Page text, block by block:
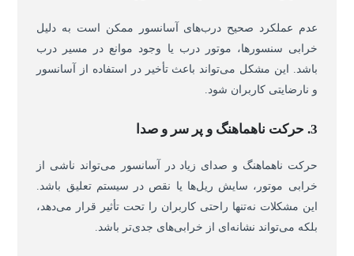
عدم عملکرد صحیح درب‌های آسانسور ممکن است به دلیل
خرابی سنسورها، موتور درب یا وجود موانع در مسیر درب
باشد. این مشکل می‌تواند باعث تأخیر در استفاده از آسانسور
و نارضایتی کاربران شود.
3. حرکت ناهماهنگ و پر سر و صدا
حرکت ناهماهنگ و صدای زیاد در آسانسور می‌تواند ناشی از
خرابی موتور، سایش ریل‌ها یا نقص در سیستم تعلیق باشد.
این مشکلات نه‌تنها راحتی کاربران را تحت تأثیر قرار می‌دهد،
بلکه می‌تواند نشانه‌ای از خرابی‌های جدی‌تر باشد.